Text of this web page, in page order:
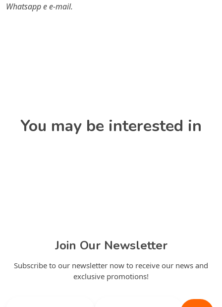
Whatsapp e e-mail.
You may be interested in
Join Our Newsletter
Subscribe to our newsletter now to receive our news and
exclusive promotions!